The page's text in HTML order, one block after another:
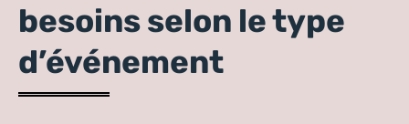
besoins selon le type
d’événement